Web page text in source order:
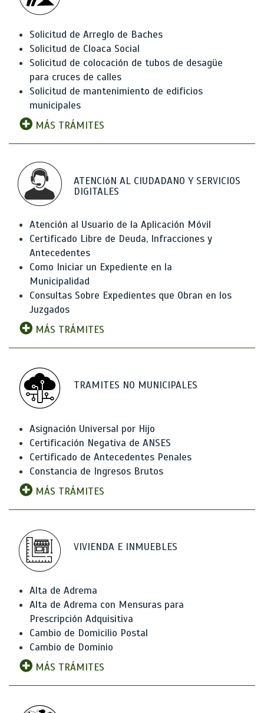
Solicitud de Arreglo de Baches
Solicitud de Cloaca Social
Solicitud de colocación de tubos de desagüe
para cruces de calles
Solicitud de mantenimiento de edificios
municipales
MÁS TRÁMITES
ATENCIóN AL CIUDADANO Y SERVICIOS
DIGITALES
Atención al Usuario de la Aplicación Móvil
Certificado Libre de Deuda, Infracciones y
Antecedentes
Como Iniciar un Expediente en la
Municipalidad
Consultas Sobre Expedientes que Obran en los
Juzgados
MÁS TRÁMITES
TRAMITES NO MUNICIPALES
Asignación Universal por Hijo
Certificación Negativa de ANSES
Certificado de Antecedentes Penales
Constancia de Ingresos Brutos
MÁS TRÁMITES
VIVIENDA E INMUEBLES
Alta de Adrema
Alta de Adrema con Mensuras para
Prescripción Adquisitiva
Cambio de Domicilio Postal
Cambio de Dominio
MÁS TRÁMITES